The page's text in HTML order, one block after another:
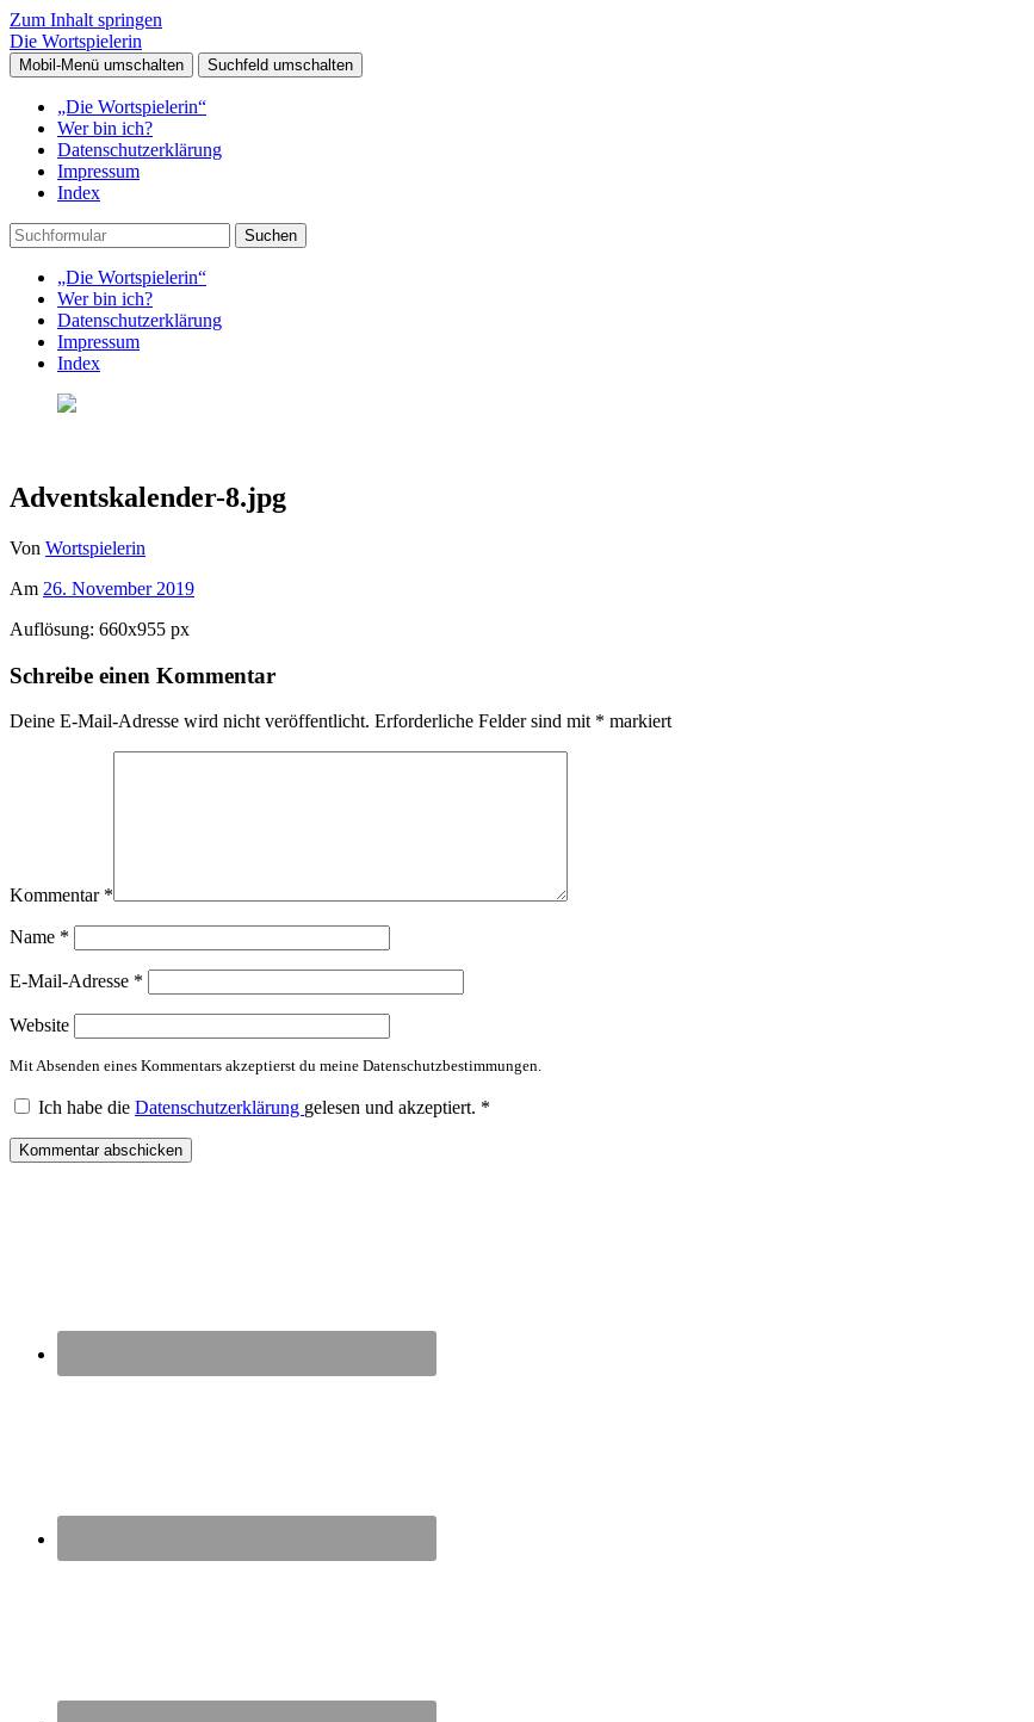
Zum Inhalt springen
Die Wortspielerin
Mobil-Menü umschalten Suchfeld umschalten
„Die Wortspielerin“
Wer bin ich?
Datenschutzerklärung
Impressum
Index
Suchen
„Die Wortspielerin“
Wer bin ich?
Datenschutzerklärung
Impressum
Index
Adventskalender-8.jpg
Von Wortspielerin
Am 26. November 2019
Auflösung: 660x955 px
Schreibe einen Kommentar
Deine E-Mail-Adresse wird nicht veröffentlicht. Erforderliche Felder sind mit * markiert
Kommentar *
Name *
E-Mail-Adresse *
Website
Mit Absenden eines Kommentars akzeptierst du meine Datenschutzbestimmungen.
Ich habe die Datenschutzerklärung gelesen und akzeptiert. *